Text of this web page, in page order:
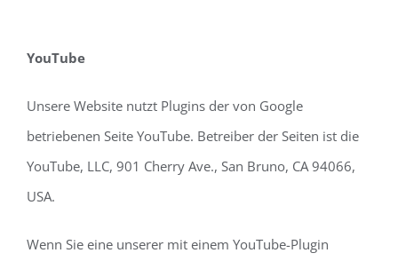
YouTube
Unsere Website nutzt Plugins der von Google
betriebenen Seite YouTube. Betreiber der Seiten ist die
YouTube, LLC, 901 Cherry Ave., San Bruno, CA 94066,
USA.
Wenn Sie eine unserer mit einem YouTube-Plugin